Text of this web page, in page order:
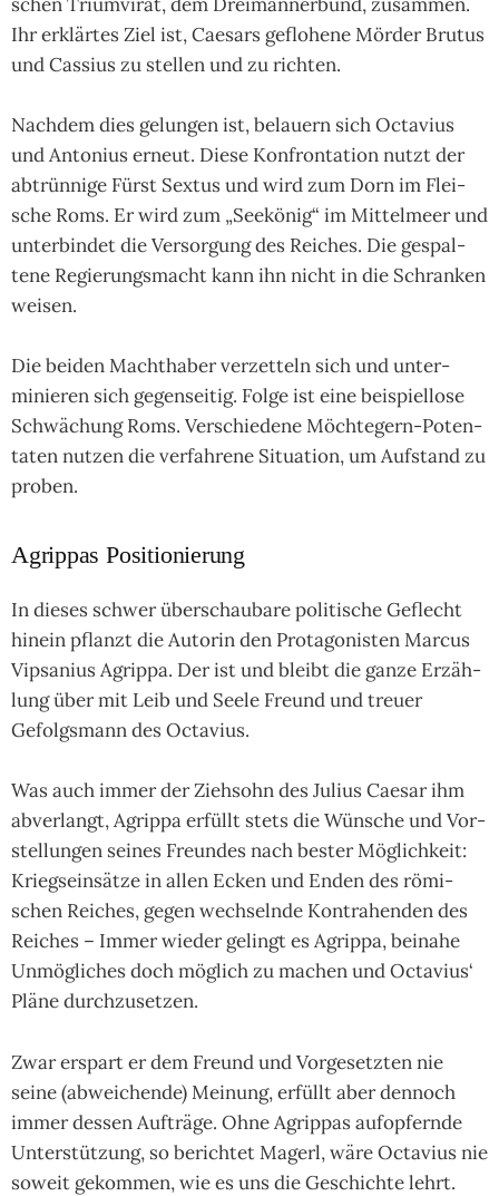
Ihr erklär­tes Ziel ist, Cae­sars geflo­hene Mör­der Bru­tus
und Cassius zu stel­len und zu rich­ten.
Nachdem dies gelun­gen ist, belau­ern sich Octa­vius
und Anto­nius erneut. Diese Kon­fron­ta­tion nutzt der
abtrün­nige Fürst Sex­tus und wird zum Dorn im Flei­
sche Roms. Er wird zum „See­könig“ im Mittel­meer und
unter­bin­det die Ver­sor­gung des Rei­ches. Die gespal­
tene Regie­rungs­macht kann ihn nicht in die Schran­ken
wei­sen.
Die beiden Macht­haber verzet­teln sich und unter­
minie­ren sich gegen­sei­tig. Folge ist eine bei­spiel­lose
Schwä­chung Roms. Ver­schie­dene Möchte­gern-Poten­
taten nut­zen die ver­fah­rene Situ­ation, um Auf­stand zu
pro­ben.
Agrippas Positionierung
In dieses schwer über­schau­bare poli­ti­sche Geflecht
hin­ein pflanzt die Auto­rin den Pro­tago­nis­ten Mar­cus
Vip­sanius Agrippa. Der ist und bleibt die ganze Erzäh­
lung über mit Leib und Seele Freund und treuer
Gefolgs­mann des Octa­vius.
Was auch immer der Zieh­sohn des Julius Cae­sar ihm
abver­langt, Agrippa erfüllt stets die Wün­sche und Vor­
stel­lun­gen sei­nes Freun­des nach bes­ter Mög­lich­keit:
Kriegs­ein­sätze in allen Ecken und Enden des römi­
schen Rei­ches, gegen wech­selnde Kon­tra­hen­den des
Rei­ches – Immer wie­der gelingt es Agrippa, bei­nahe
Unmög­li­ches doch mög­lich zu machen und Octa­vius‘
Pläne durch­zuset­zen.
Zwar erspart er dem Freund und Vor­gesetz­ten nie
seine (abwei­chende) Mei­nung, erfüllt aber den­noch
immer des­sen Auf­träge. Ohne Agrippas auf­opfern­de
Unter­stüt­zung, so berich­tet Magerl, wäre Octa­vius nie
soweit gekom­men, wie es uns die Geschichte lehrt.